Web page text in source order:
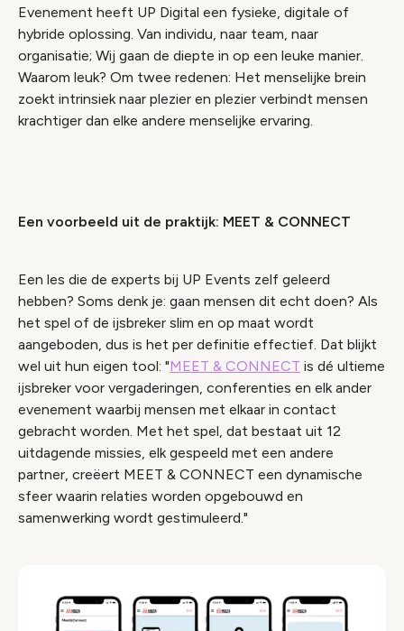
Evenement heeft UP Digital een fysieke, digitale of
hybride oplossing. Van individu, naar team, naar
organisatie; Wij gaan de diepte in op een leuke manier.
Waarom leuk? Om twee redenen: Het menselijke brein
zoekt intrinsiek naar plezier en plezier verbindt mensen
krachtiger dan elke andere menselijke ervaring.
Een voorbeeld uit de praktijk: MEET & CONNECT
Een les die de experts bij UP Events zelf geleerd
hebben? Soms denk je: gaan mensen dit echt doen? Als
het spel of de ijsbreker slim en op maat wordt
aangeboden, dus is het per definitie effectief. Dat blijkt
wel uit hun eigen tool: "MEET & CONNECT is dé ultieme
ijsbreker voor vergaderingen, conferenties en elk ander
evenement waarbij mensen met elkaar in contact
gebracht worden. Met het spel, dat bestaat uit 12
uitdagende missies, elk gespeeld met een andere
partner, creëert MEET & CONNECT een dynamische
sfeer waarin relaties worden opgebouwd en
samenwerking wordt gestimuleerd."